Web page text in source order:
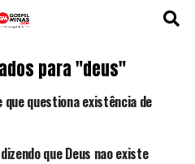
para "deus"
questiona existência de
que Deus nao existe